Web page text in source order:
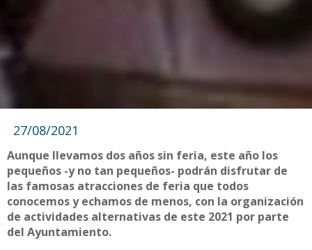
27/08/2021
Aunque llevamos dos años sin feria, este año los
pequeños -y no tan pequeños- podrán disfrutar de
las famosas atracciones de feria que todos
conocemos y echamos de menos, con la organización
de actividades alternativas de este 2021 por parte
del Ayuntamiento.